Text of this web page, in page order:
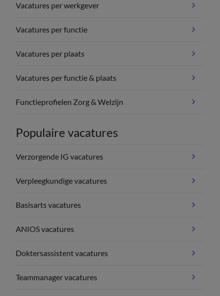
Vacatures per werkgever
Vacatures per functie
Vacatures per plaats
Vacatures per functie & plaats
Functieprofielen Zorg & Welzijn
Populaire vacatures
Verzorgende IG vacatures
Verpleegkundige vacatures
Basisarts vacatures
ANIOS vacatures
Doktersassistent vacatures
Teammanager vacatures